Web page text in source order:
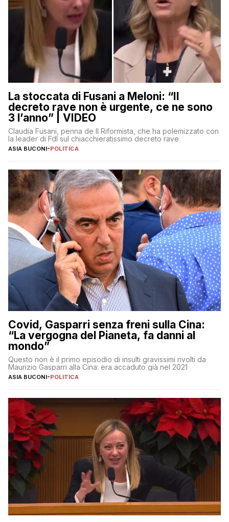
La stoccata di Fusani a Meloni: “Il
decreto rave non è urgente, ce ne sono
3 l’anno” | VIDEO
Claudia Fusani, penna de Il Riformista, che ha polemizzato con
la leader di FdI sul chiacchieratissimo decreto rave
ASIA BUCONI-POLITICA
Covid, Gasparri senza freni sulla Cina:
“La vergogna del Pianeta, fa danni al
mondo”
Questo non è il primo episodio di insulti gravissimi rivolti da
Maurizio Gasparri alla Cina: era accaduto già nel 2021
ASIA BUCONI-POLITICA